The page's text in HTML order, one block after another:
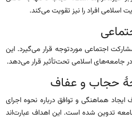
افراد را نیز تقویت می‌کند.
اجتماعی موردتوجه قرار می‌گیرد. این
جامعه‌های اسلامی تحت‌تأثیر قرار می‌دهد.
حجاب و عفاف
هماهنگی و توافق درباره نحوه اجرای
تدوین شده است. این اهداف عبارت‌اند